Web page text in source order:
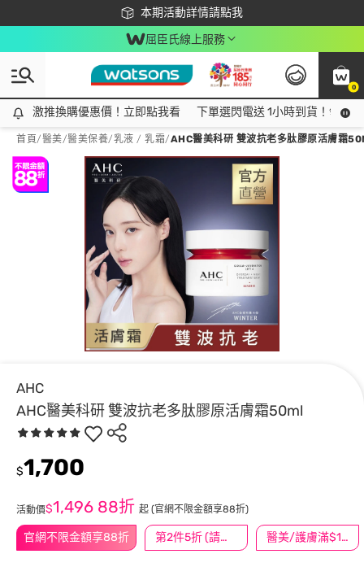
本期活動詳情請點我
下載app最高回饋$350
屈臣氏線上服務
0
激推換購優惠價！立即點我看
激推換購優惠價！立即點我看 下單選閃電送 1小時到貨！領神
首頁/醫美/醫美保養/乳液 / 乳霜/AHC醫美科研 雙波抗老多肽膠原活膚霜
AHC
AHC醫美科研 雙波抗老多肽膠原活膚霜50ml
官網不限金額享88折 第2件5折 (請任選2件商品) 醫美/護膚滿$1200送$200
$1,700
活動價$1,496 88折 起 (官網不限金額享88折)